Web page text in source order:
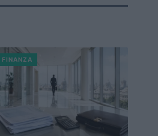
FINANZA